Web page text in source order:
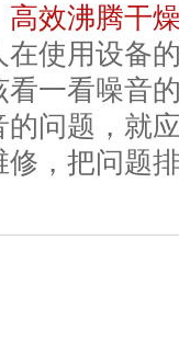
高效沸腾干
在使用设备
看一看噪音
的问题，就
修，把问题